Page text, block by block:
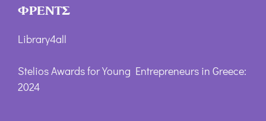
ΦΡΕΝΤΣ
Library4all
Stelios Awards for Young Entrepreneurs in Greece:
2024